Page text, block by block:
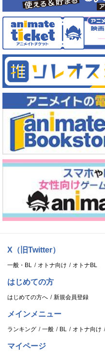
X（旧Twitter）
一般・BL オトナ向け オトナBL
はじめての方
はじめての方へ 新規会員登録
メインメニュー
ランキング 一般 BL オトナ向け
マイページ